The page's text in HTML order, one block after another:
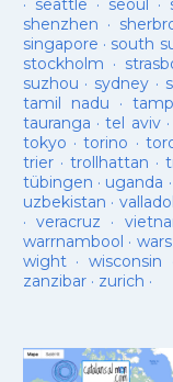
· seattle · seoul ·
shenzhen ·
singapore · south
stockholm ·
suzhou · sydney ·
tamil nadu ·
tauranga ·tel aviv·
tokyo ·torino ·
trier· trollhattan ·
tübingen · uganda ·
uzbekistan ·
· veracruz ·
warrnambool ·
wight· wisconsin
zanzibar· zurich ·